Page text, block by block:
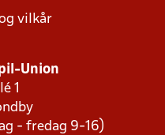
vilkår
Union
1
- fredag 9-16)